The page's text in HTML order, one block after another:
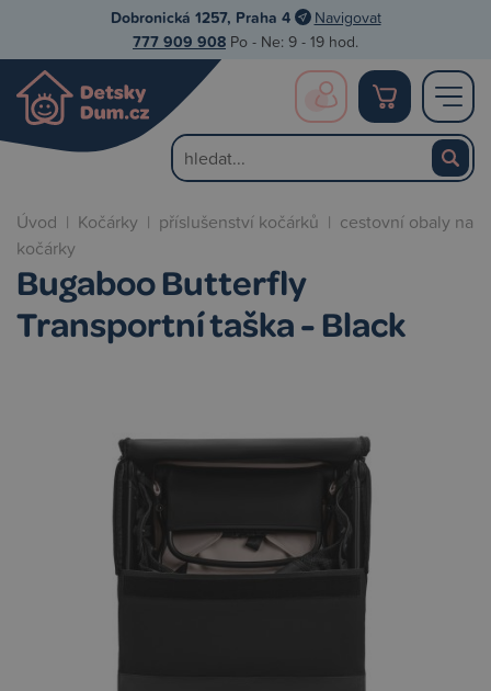
Dobronická 1257, Praha 4 Navigovat
777 909 908 Po - Ne: 9 - 19 hod.
Úvod | Kočárky | příslušenství kočárků | cestovní obaly na
kočárky
Bugaboo Butterfly
Transportní taška - Black